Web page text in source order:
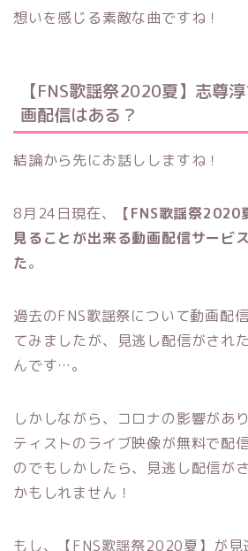
想いを感じる素敵な曲ですね！
【FNS歌謡祭2020夏】志尊
画配信はある？
結論から先にお話ししますね！
8月24日現在、
【FNS歌謡祭
見ることが出来る動画配信サービ
た。
過去のFNS歌謡祭について動画配
てみましたが、見逃し配信がされ
んです…。
しかしながら、コロナの影響があ
ティストのライブ映像が無料で配
のでもしかしたら、見逃し配信が
かもしれません！
もし、 【FNS歌謡祭2020夏】が